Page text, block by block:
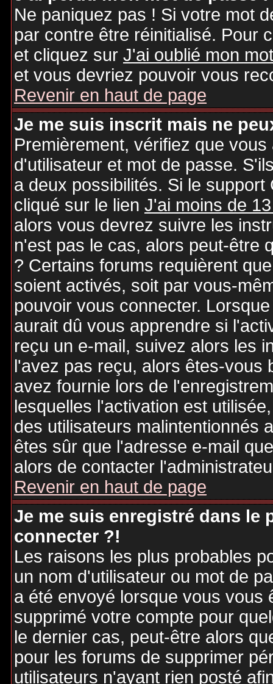
Ne paniquez pas ! Si votre mot
par contre être réinitialisé. Pour
et cliquez surJ'ai oublié mon
et vous devriez pouvoir vous
Revenir en haut de page
Je me suis inscrit mais ne
Premièrement, vérifiez que
d'utilisateur et mot de passe.
a deux possibilités. Si le
cliqué sur le lienJ'ai moins de
alors vous devrez suivre les
n'est pas le cas, alors peut-être
? Certains forums requièrent
soient activés, soit par vous-
pouvoir vous connecter.
aurait dû vous apprendre si
reçu un e-mail, suivez alors les
l'avez pas reçu, alors êtes-vous
avez fournie lors de
lesquelles l'activation est
des utilisateurs malintentionnés
êtes sûr que l'adresse e-mail
alors de contacter
Revenir en haut de page
Je me suis enregistré dans le
connecter ?!
Les raisons les plus probables
un nom d'utilisateur ou mot de
a été envoyé lorsque vous vous
supprimé votre compte pour
le dernier cas, peut-être alors
pour les forums de supprimer
utilisateurs n'ayant rien posté